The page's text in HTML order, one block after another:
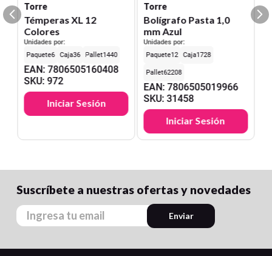
Torre
Témperas XL 12
Colores
Unidades por:
6
36 1440
EAN:7806505160408
SKU:972
Iniciar Sesión
Torre
Bolígrafo Pasta 1,0
mm Azul
Unidades por:
12
1728
62208
EAN:7806505019966
SKU:31458
Iniciar Sesión
Suscríbete a nuestras ofertas y novedades
Enviar